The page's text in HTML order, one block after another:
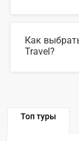
Как
Travel?
Топ туры